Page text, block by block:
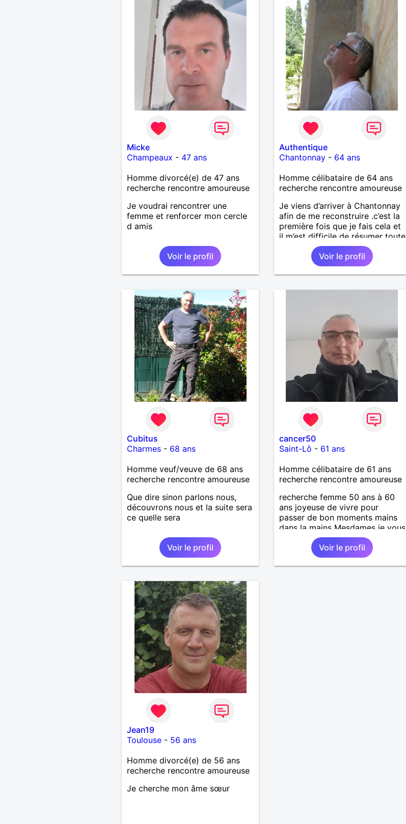
Micke
Champeaux - 47 ans
Homme divorcé(e) de 47 ans
recherche rencontre amoureuse
Je voudrai rencontrer une
femme et renforcer mon cercle
d amis
Voir le profil
Authentique
Chantonnay- 64 ans
Homme célibataire de 64 ans
recherche rencontre amoureuse
Je viens d’arriver à Chantonnay
afin de me reconstruire .c’est la
première fois que je fais cela et
il m’est difficile de résumer toute
une vie.je suis à la retraite et
aujourd’hui c’est mon
anniversaire !J’aimerais
rencontrer quelqu’un qui partage
Voir le profil
Cubitus
Charmes- 68 ans
Homme veuf/veuve de 68 ans
recherche rencontre amoureuse
Que dire sinon parlons nous,
découvrons nous et la suite sera
ce quelle sera
Voir le profil
cancer50
Saint-Lô - 61 ans
Homme célibataire de 61 ans
recherche rencontre amoureuse
recherche femme 50 ans à 60
ans joyeuse de vivre pour
passer de bon moments mains
dans la mains Mesdames je vous
attend de vous lire .
Voir le profil
Jean19
Toulouse- 56 ans
Homme divorcé(e) de 56 ans
recherche rencontre amoureuse
Je cherche mon âme sœur